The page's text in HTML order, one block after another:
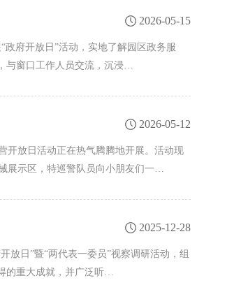
2026-05-15
府开放日”活动，实地了解园区政务服
与窗口工作人员交流，沉浸…
2026-05-12
开放日活动正在热气腾腾地开展。活动现
展示区，特巡警队员向小朋友们一…
2025-12-28
放日”暨“两代表一委员”视察调研活动，组
的重大成就，并广泛听…